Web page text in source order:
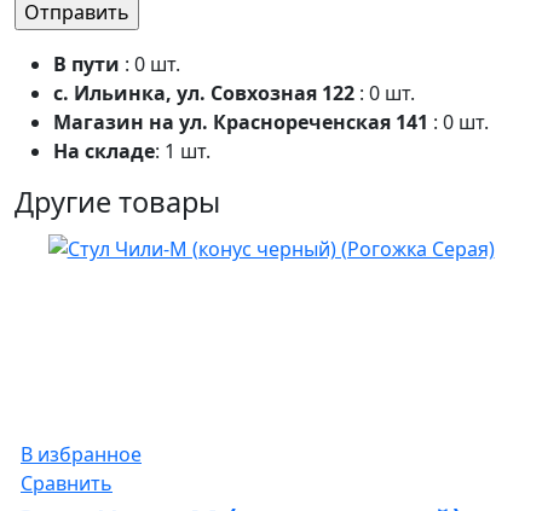
В пути : 0 шт.
с. Ильинка, ул. Совхозная 122 : 0 шт.
Магазин на ул. Краснореченская 141 : 0 шт.
На складе: 1 шт.
Другие товары
В избранное
Сравнить